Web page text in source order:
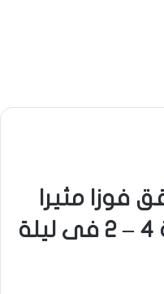
فوزا مثيرا
علي الشباب بنتيجة 4 – 2 فى ليلة